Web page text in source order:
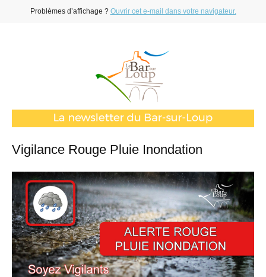
Problèmes d’affichage ? Ouvrir cet e-mail dans votre navigateur.
Vigilance Rouge Pluie Inondation